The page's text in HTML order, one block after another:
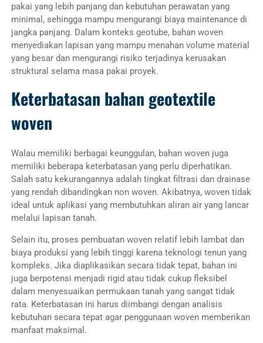
pakai yang lebih panjang dan kebutuhan perawatan yang
minimal, sehingga mampu mengurangi biaya maintenance di
jangka panjang. Dalam konteks geotube, bahan woven
menyediakan lapisan yang mampu menahan volume material
yang besar dan mengurangi risiko terjadinya kerusakan
struktural selama masa pakai proyek.
Keterbatasan bahan geotextile
woven
Walau memiliki berbagai keunggulan, bahan woven juga
memiliki beberapa keterbatasan yang perlu diperhatikan.
Salah satu kekurangannya adalah tingkat filtrasi dan drainase
yang rendah dibandingkan non woven. Akibatnya, woven tidak
ideal untuk aplikasi yang membutuhkan aliran air yang lancar
melalui lapisan tanah.
Selain itu, proses pembuatan woven relatif lebih lambat dan
biaya produksi yang lebih tinggi karena teknologi tenun yang
kompleks. Jika diaplikasikan secara tidak tepat, bahan ini
juga berpotensi menjadi rigid atau tidak cukup fleksibel
dalam menyesuaikan permukaan tanah yang sangat tidak
rata. Keterbatasan ini harus diimbangi dengan analisis
kebutuhan secara tepat agar penggunaan woven memberikan
manfaat maksimal.